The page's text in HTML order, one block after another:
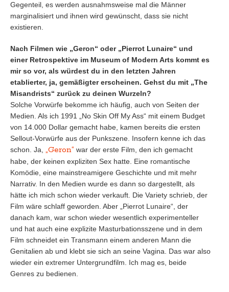
Gegenteil, es werden ausnahmsweise mal die Männer
marginalisiert und ihnen wird gewünscht, dass sie nicht
existieren.
Nach Filmen wie „Geron“ oder „Pierrot Lunaire“ und
einer Retrospektive im Museum of Modern Arts kommt es
mir so vor, als würdest du in den letzten Jahren
etablierter, ja, gemäßigter erscheinen. Gehst du mit „The
Misandrists“ zurück zu deinen Wurzeln?
Solche Vorwürfe bekomme ich häufig, auch von Seiten der
Medien. Als ich 1991 „No Skin Off My Ass“ mit einem Budget
von 14.000 Dollar gemacht habe, kamen bereits die ersten
Sellout-Vorwürfe aus der Punkszene. Insofern kenne ich das
schon. Ja, „Geron“ war der erste Film, den ich gemacht
habe, der keinen expliziten Sex hatte. Eine romantische
Komödie, eine mainstreamigere Geschichte und mit mehr
Narrativ. In den Medien wurde es dann so dargestellt, als
hätte ich mich schon wieder verkauft. Die Variety schrieb, der
Film wäre schlaff geworden. Aber „Pierrot Lunaire“, der
danach kam, war schon wieder wesentlich experimenteller
und hat auch eine explizite Masturbationsszene und in dem
Film schneidet ein Transmann einem anderen Mann die
Genitalien ab und klebt sie sich an seine Vagina. Das war also
wieder ein extremer Untergrundfilm. Ich mag es, beide
Genres zu bedienen.